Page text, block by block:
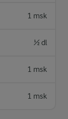
1 msk
½ dl
1 msk
1 msk